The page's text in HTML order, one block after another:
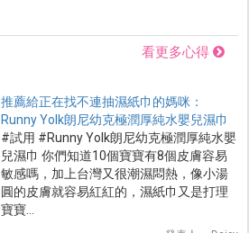
看更多心得
推薦給正在找不連抽濕紙巾的媽咪：
Runny Yolk朗尼幼克極潤厚純水嬰兒濕巾
#試用 #Runny Yolk朗尼幼克極潤厚純水嬰
兒濕巾 你們知道10個寶寶有8個皮膚容易
敏感嗎，加上台灣又很潮濕悶熱，像小湯
圓的皮膚就容易紅紅的，濕紙巾又是打理
寶寶...